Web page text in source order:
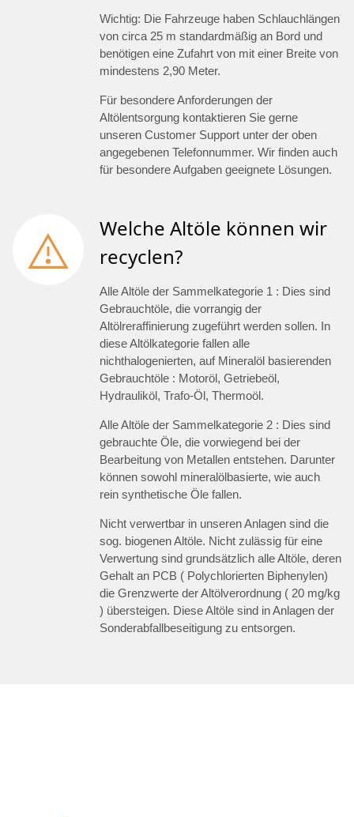
Wichtig: Die Fahrzeuge haben Schlauchlängen
von circa 25 m standardmäßig an Bord und
benötigen eine Zufahrt von mit einer Breite von
mindestens 2,90 Meter.
Für besondere Anforderungen der
Altölentsorgung kontaktieren Sie gerne
unseren Customer Support unter der oben
angegebenen Telefonnummer. Wir finden auch
für besondere Aufgaben geeignete Lösungen.
Welche Altöle können wir
recyclen?
Alle Altöle der Sammelkategorie 1 : Dies sind
Gebrauchtöle, die vorrangig der
Altölreraffinierung zugeführt werden sollen. In
diese Altölkategorie fallen alle
nichthalogenierten, auf Mineralöl basierenden
Gebrauchtöle : Motoröl, Getriebeöl,
Hydrauliköl, Trafo-Öl, Thermoöl.
Alle Altöle der Sammelkategorie 2 : Dies sind
gebrauchte Öle, die vorwiegend bei der
Bearbeitung von Metallen entstehen. Darunter
können sowohl mineralölbasierte, wie auch
rein synthetische Öle fallen.
Nicht verwertbar in unseren Anlagen sind die
sog. biogenen Altöle. Nicht zulässig für eine
Verwertung sind grundsätzlich alle Altöle, deren
Gehalt an PCB ( Polychlorierten Biphenylen)
die Grenzwerte der Altölverordnung ( 20 mg/kg
) übersteigen. Diese Altöle sind in Anlagen der
Sonderabfallbeseitigung zu entsorgen.